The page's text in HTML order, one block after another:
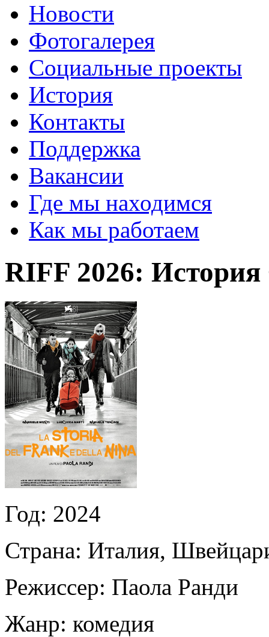
Новости
Фотогалерея
Социальные проекты
История
Контакты
Поддержка
Вакансии
Где мы находимся
Как мы работаем
RIFF 2026:
Год: 2024
Страна: Италия,
Режиссер: Паола Ранди
Жанр: комедия